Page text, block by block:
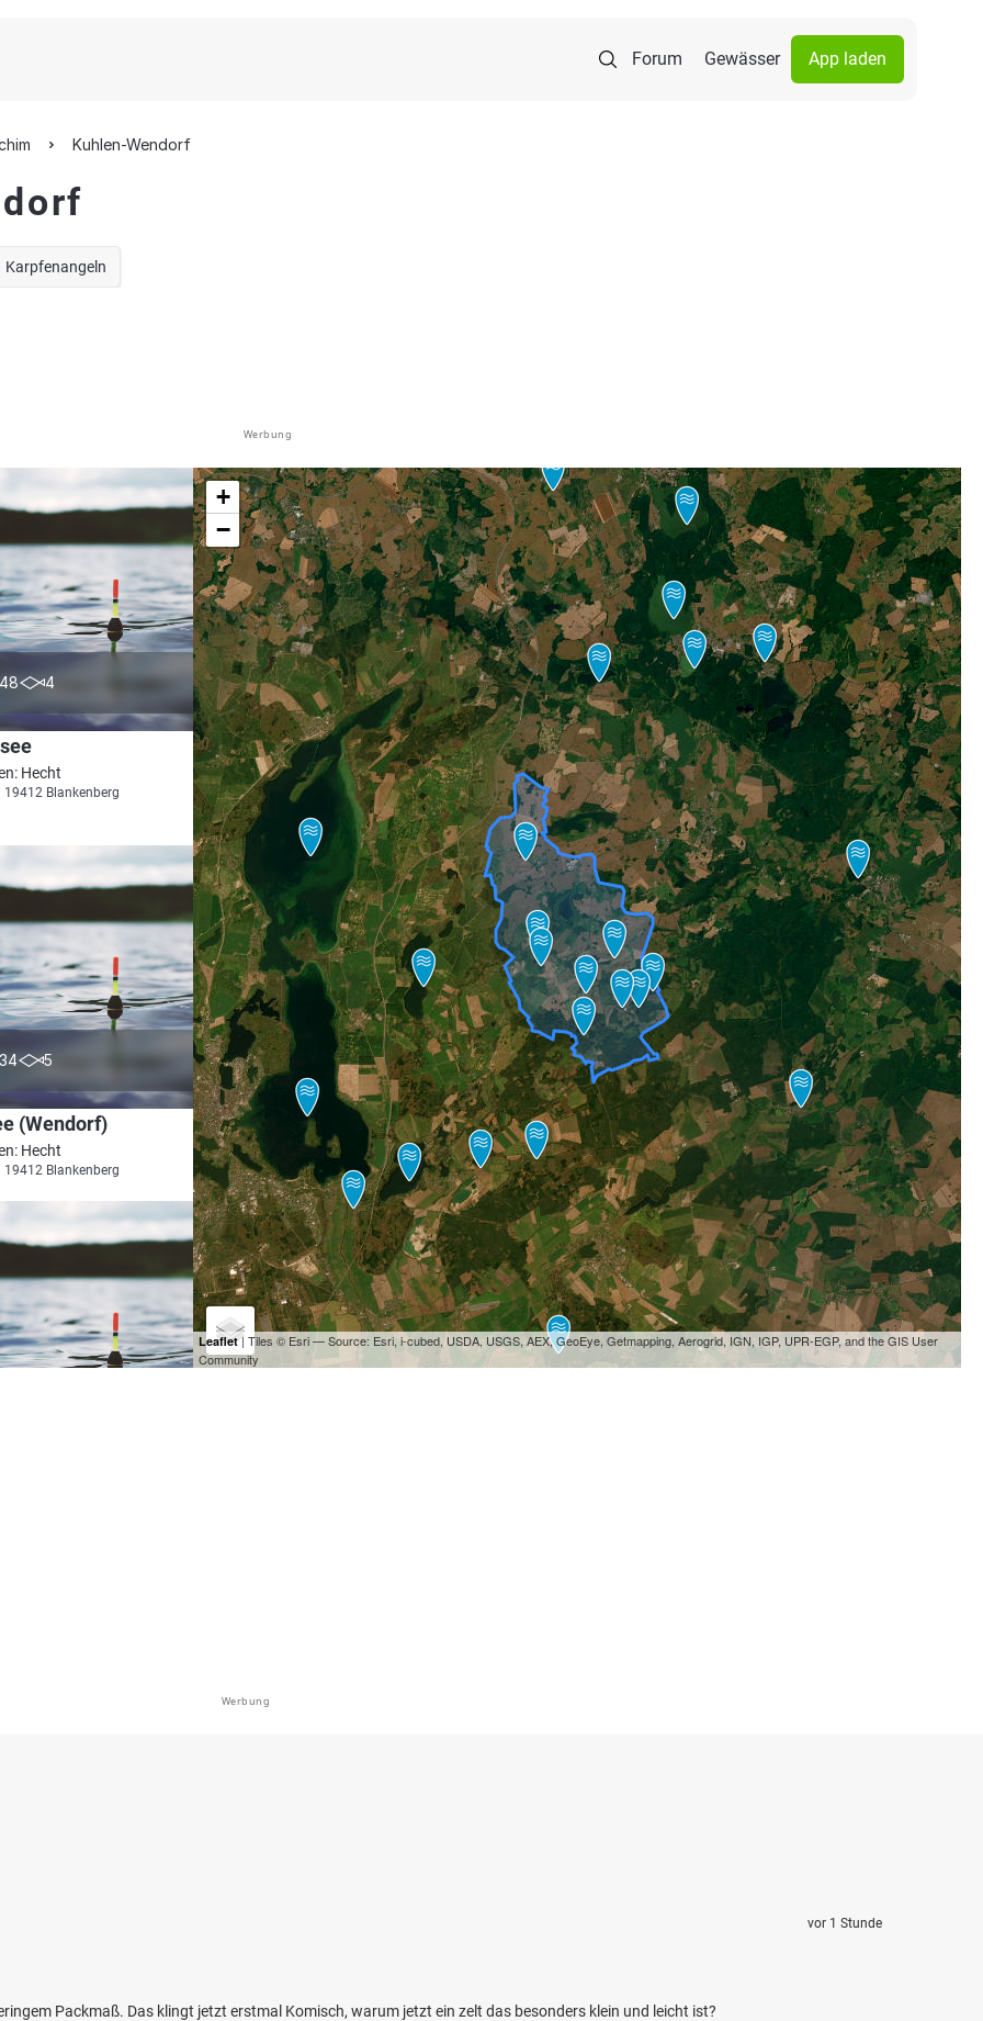
Forum Gewässer App laden
Kuhlen-Wendorf
Karpfenangeln
Werbung
48 4 4.8
Hecht
19412 Blankenberg
34 5 3.0
(Wendorf)
Hecht
19412 Blankenberg
+
−
Leaflet| Tiles © Esri — Source: Esri, i-cubed, USDA, USGS, AEX, GeoEye, Getmapping, Aerogrid, IGN, IGP, UPR-EGP, and the GIS User
Community
Werbung
Packmaß. Das klingt jetzt erstmal Komisch, warum jetzt ein zelt das besonders klein und leicht ist?
vor 1 Stunde